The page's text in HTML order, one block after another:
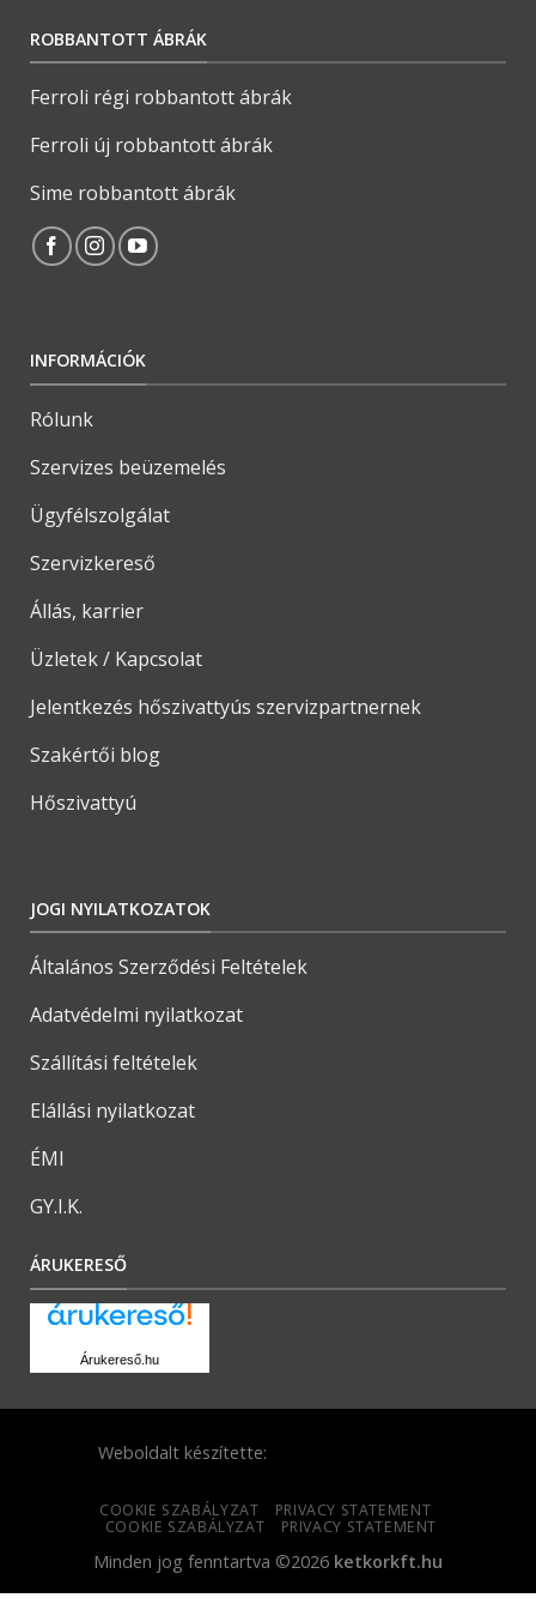
ROBBANTOTT ÁBRÁK
Ferroli régi robbantott ábrák
Ferroli új robbantott ábrák
Sime robbantott ábrák
INFORMÁCIÓK
Rólunk
Szervizes beüzemelés
Ügyfélszolgálat
Szervizkereső
Állás, karrier
Üzletek / Kapcsolat
Jelentkezés hőszivattyús szervizpartnernek
Szakértői blog
Hőszivattyú
JOGI NYILATKOZATOK
Általános Szerződési Feltételek
Adatvédelmi nyilatkozat
Szállítási feltételek
Elállási nyilatkozat
ÉMI
GY.I.K.
ÁRUKERESŐ
Árukereső.hu
Weboldalt készítette:
COOKIE SZABÁLYZAT
PRIVACY STATEMENT
COOKIE SZABÁLYZAT
PRIVACY STATEMENT
Minden jog fenntartva ©2026 ketkorkft.hu